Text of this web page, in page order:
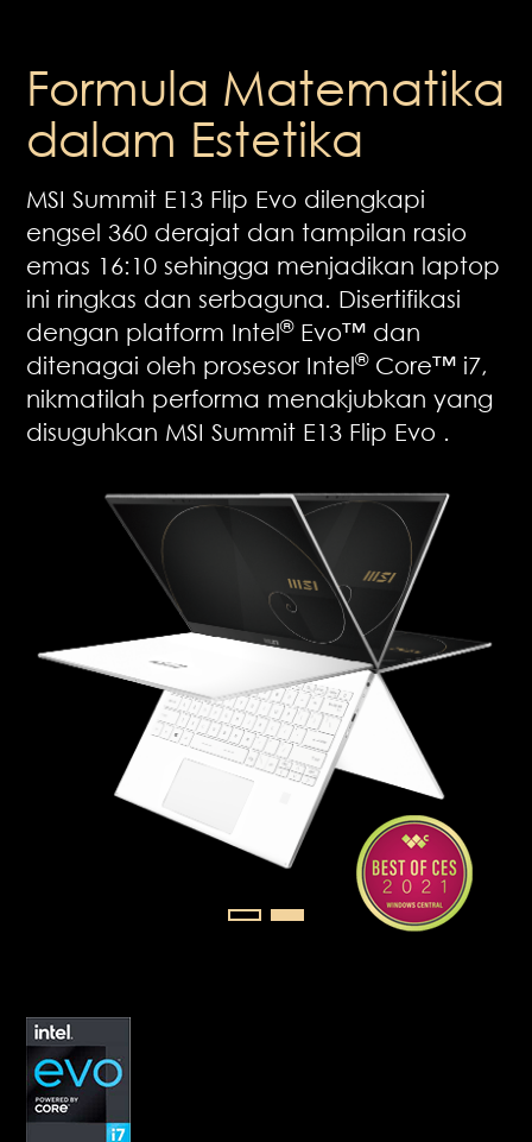
Formula Matematika
dalam Estetika
MSI Summit E13 Flip Evo dilengkapi
engsel 360 derajat dan tampilan rasio
emas 16:10 sehingga menjadikan laptop
ini ringkas dan serbaguna. Disertifikasi
dengan platform Intel®Evo™ dan
ditenagai oleh prosesor Intel®Core™ i7,
nikmatilah performa menakjubkan yang
disuguhkan MSI Summit E13 Flip Evo .